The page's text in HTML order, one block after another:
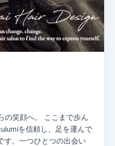
の笑顔へ。 ここまで歩ん
を信頼し、足を運んで
す。一つひとつの出会い